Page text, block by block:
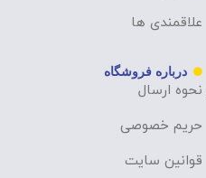
علاقمندی ها
درباره فروشگاه
نحوه ارسال
حریم خصوصی
قوانین سایت